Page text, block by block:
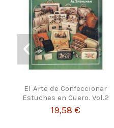
El Arte de Confeccionar
Estuches en Cuero. Vol.2
19,58 €